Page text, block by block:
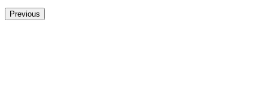
Previous